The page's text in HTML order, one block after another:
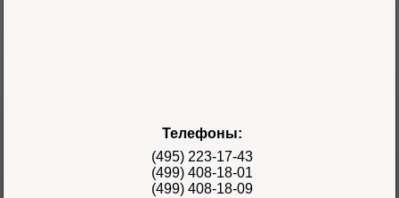
E-3/L-3 TT Naaats
Цена 48000 руб.
Телефоны:
(495) 223-17-43
(499) 408-18-01
(499) 408-18-09